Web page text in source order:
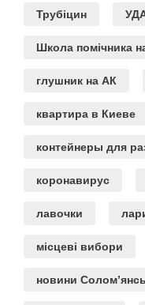
Трубіцин
Школа помічника
глушник на АК
квартира в Киеве
контейнеры для
коронавирус
лавочки
місцеві вибори
новини